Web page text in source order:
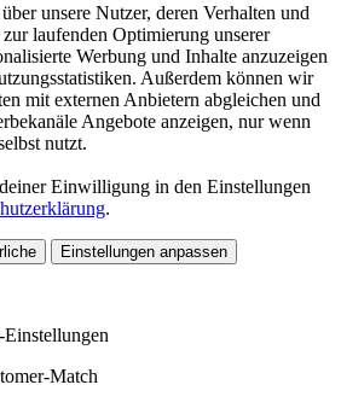
unsere Nutzer, deren Verhalten und
laufenden Optimierung unserer
Werbung und Inhalte anzuzeigen
Außerdem können wir
mit externen Anbietern abgleichen und
Angebote anzeigen, nur wenn
nutzt.
Einwilligung in den Einstellungen
.
Einstellungen anpassen
Match